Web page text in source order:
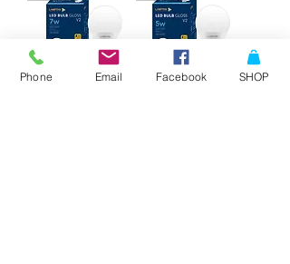
Phone Email Facebook SHOP